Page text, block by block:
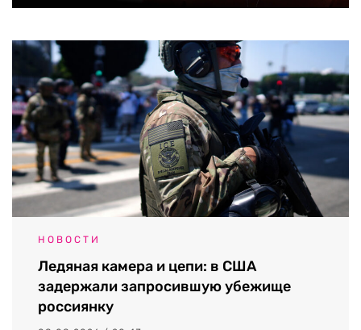
НОВОСТИ
Ледяная камера и цепи: в США
задержали запросившую убежище
россиянку